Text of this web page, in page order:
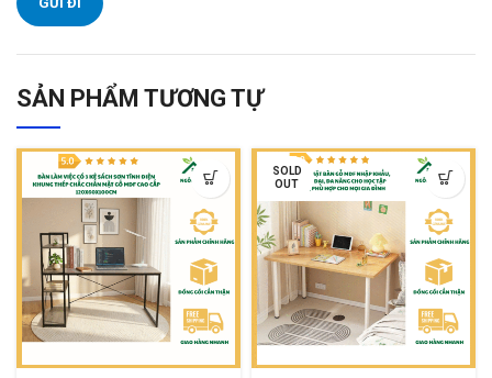
SẢN PHẨM TƯƠNG TỰ
SOLD
OUT